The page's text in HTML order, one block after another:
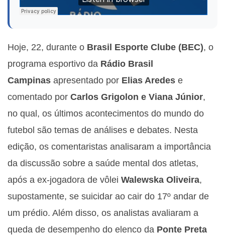
Hoje, 22, durante o Brasil Esporte Clube (BEC), o
programa esportivo da Rádio Brasil
Campinas apresentado por Elias Aredes e
comentado por Carlos Grigolon e Viana Júnior,
no qual, os últimos acontecimentos do mundo do
futebol são temas de análises e debates. Nesta
edição, os comentaristas analisaram a importância
da discussão sobre a saúde mental dos atletas,
após a ex-jogadora de vôlei Walewska Oliveira,
supostamente, se suicidar ao cair do 17º andar de
um prédio. Além disso, os analistas avaliaram a
queda de desempenho do elenco da Ponte Preta